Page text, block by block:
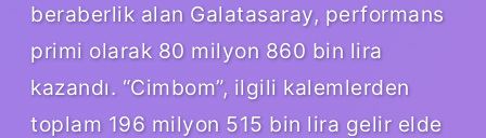
beraberlik alan Galatasaray, performans
primi olarak 80 milyon 860 bin lira
kazandı. “Cimbom”, ilgili kalemlerden
toplam 196 milyon 515 bin lira gelir elde